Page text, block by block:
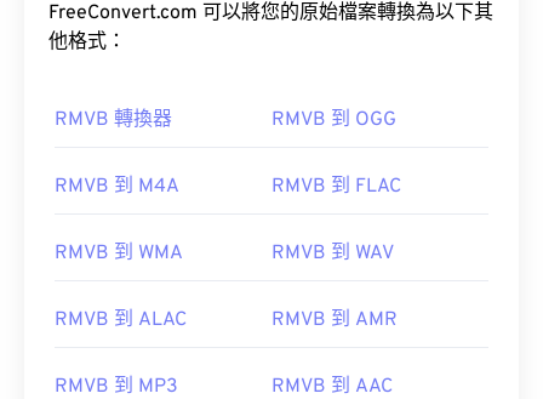
FreeConvert.com 可以將您的原始檔案轉換為以下其
他格式：
RMVB 轉換器 RMVB 到 OGG
RMVB 到 M4A RMVB 到 FLAC
RMVB 到 WMA RMVB 到 WAV
RMVB 到 ALAC RMVB 到 AMR
RMVB 到 MP3 RMVB 到 AAC